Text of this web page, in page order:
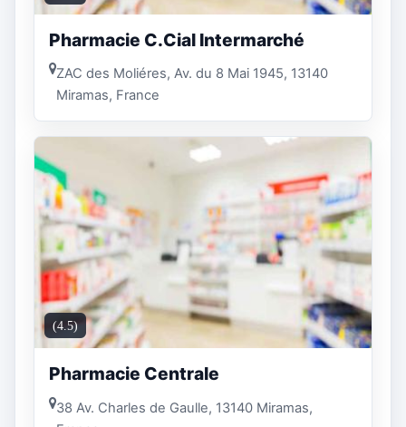
Pharmacie C.Cial Intermarché
ZAC des Moliéres, Av. du 8 Mai 1945, 13140
Miramas, France
(4.5)
Pharmacie Centrale
38 Av. Charles de Gaulle, 13140 Miramas,